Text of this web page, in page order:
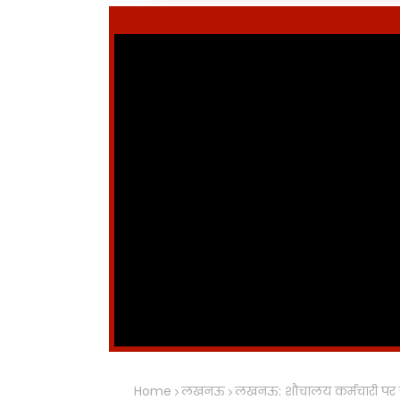
Home लखनऊ लखनऊ: शौचालय कर्मचारी पर